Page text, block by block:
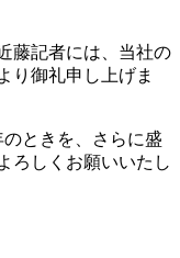
藤記者には、当社の
り御礼申し上げま
ときを、さらに盛
ろしくお願いいたし